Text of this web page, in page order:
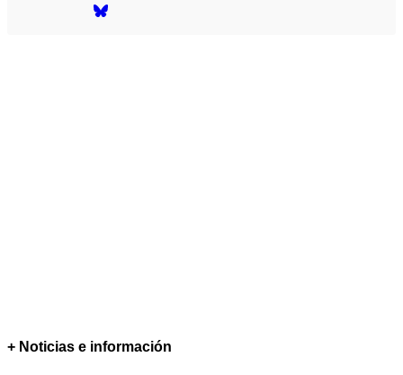
+ Noticias e información